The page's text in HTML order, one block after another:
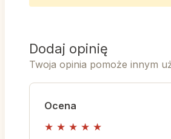
Dodaj opinię
Twoja opinia pomoże innym
Ocena
★ ★ ★ ★ ★